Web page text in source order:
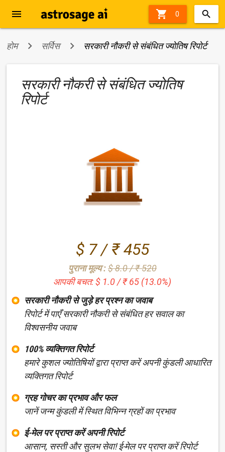
 0
menu
होम सर्विस सरकारी नौकरी से संबंधित ज्योतिष रिपोर्ट
सरकारी नौकरी से संबंधित ज्योतिष
रिपोर्ट
13%
off
$ 7 / ₹ 455
पुराना मूल्य :$ 8.0 / ₹ 520
आपकी बचत: $ 1.0 / ₹ 65 (13.0%)
सरकारी नौकरी से जुड़े हर प्रश्न का जवाब
रिपोर्ट में पाएँ सरकारी नौकरी से संबंधित हर सवाल का
विश्वसनीय जवाब
100% व्यक्तिगत रिपोर्ट
हमारे कुशल ज्योतिषियों द्वारा प्राप्त करें अपनी कुंडली आधारित
व्यक्तिगत रिपोर्ट
ग्रह गोचर का प्रभाव और फल
जानें जन्म कुंडली में स्थित विभिन्न ग्रहों का प्रभाव
ई-मेल पर प्राप्त करें अपनी रिपोर्ट
आसान, सस्ती और सुलभ सेवा! ई-मेल पर प्राप्त करें रिपोर्ट